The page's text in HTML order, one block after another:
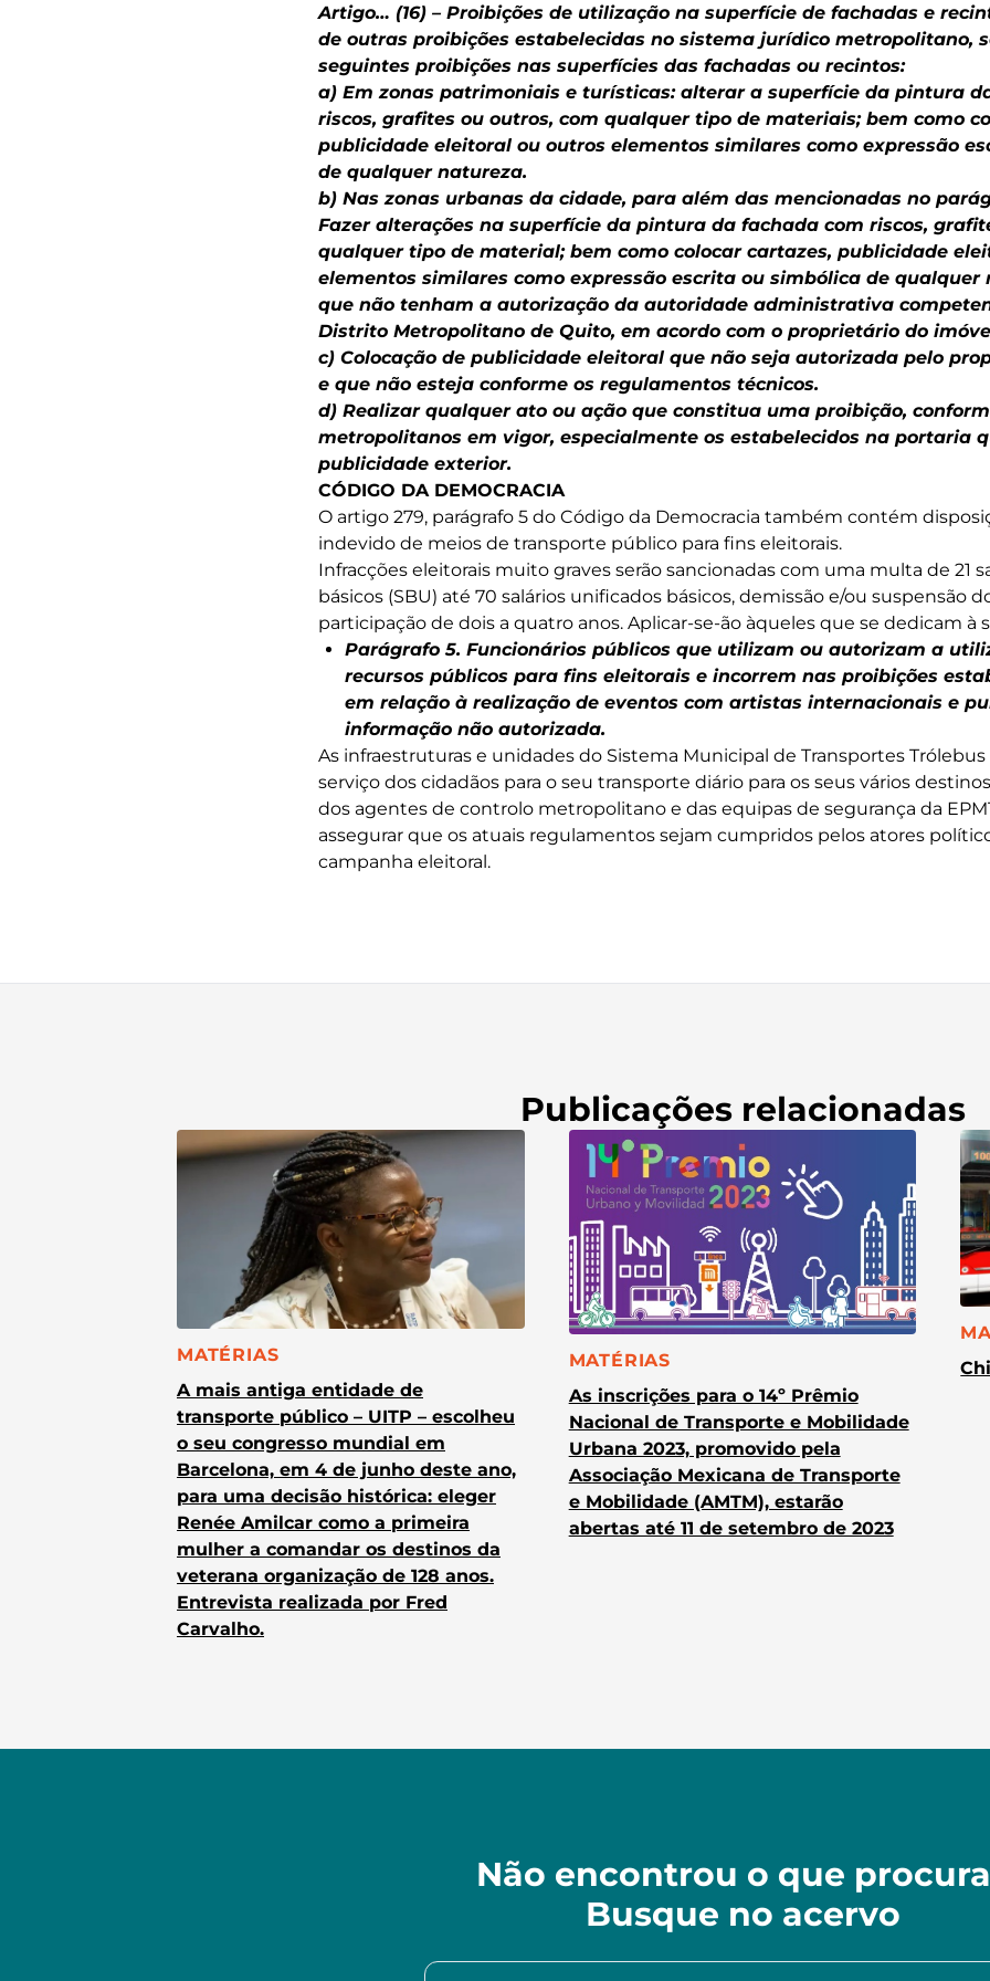
Artigo… (16) – Proibições de utilização na superfície de fachadas e
de outras proibições estabelecidas no sistema jurídico metropolitano,
seguintes proibições nas superfícies das fachadas ou recintos:
a) Em zonas patrimoniais e turísticas: alterar a superfície da pintura
riscos, grafites ou outros, com qualquer tipo de materiais; bem como
publicidade eleitoral ou outros elementos similares como expressão
de qualquer natureza.
b) Nas zonas urbanas da cidade, para além das mencionadas no
Fazer alterações na superfície da pintura da fachada com riscos,
qualquer tipo de material; bem como colocar cartazes, publicidade
elementos similares como expressão escrita ou simbólica de qualquer
que não tenham a autorização da autoridade administrativa
Distrito Metropolitano de Quito, em acordo com o proprietário do
c) Colocação de publicidade eleitoral que não seja autorizada pelo
e que não esteja conforme os regulamentos técnicos.
d) Realizar qualquer ato ou ação que constitua uma proibição,
metropolitanos em vigor, especialmente os estabelecidos na portaria
publicidade exterior.
CÓDIGO DA DEMOCRACIA
O artigo 279, parágrafo 5 do Código da Democracia também contém
indevido de meios de transporte público para fins eleitorais.
Infracções eleitorais muito graves serão sancionadas com uma multa de 21
básicos (SBU) até 70 salários unificados básicos, demissão e/ou suspensão
participação de dois a quatro anos. Aplicar-se-ão àqueles que se dedicam à
Parágrafo 5. Funcionários públicos que utilizam ou autorizam a
recursos públicos para fins eleitorais e incorrem nas proibições
em relação à realização de eventos com artistas internacionais e
informação não autorizada.
As infraestruturas e unidades do Sistema Municipal de Transportes Trólebus
serviço dos cidadãos para o seu transporte diário para os seus vários
dos agentes de controlo metropolitano e das equipas de segurança da
assegurar que os atuais regulamentos sejam cumpridos pelos atores
campanha eleitoral.
Publicações relacionadas
CATEGORIA:
MATÉRIAS
A mais antiga entidade de
transporte público – UITP – escolheu
o seu congresso mundial em
Barcelona, em 4 de junho deste ano,
para uma decisão histórica: eleger
Renée Amilcar como a primeira
mulher a comandar os destinos da
veterana organização de 128 anos.
Entrevista realizada por Fred
Carvalho.
CATEGORIA:
MATÉRIAS
As inscrições para o 14º Prêmio
Nacional de Transporte e Mobilidade
Urbana 2023, promovido pela
Associação Mexicana de Transporte
e Mobilidade (AMTM), estarão
abertas até 11 de setembro de 2023
Não encontrou o que
Busque no acervo
Procurar no acervo